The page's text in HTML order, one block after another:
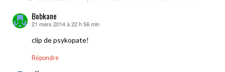
Bobkane
dit :
21 mars 2014 à 22 h 56 min
clip de psykopate!
Répondre